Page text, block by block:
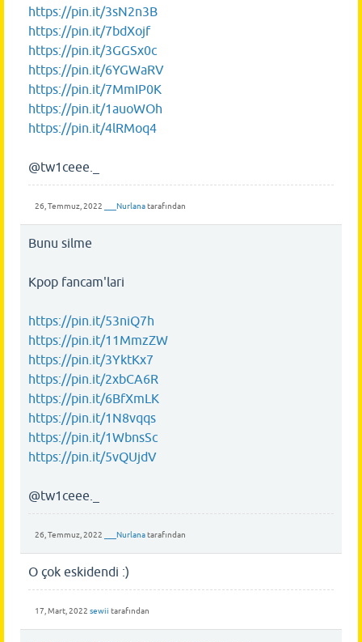
https://pin.it/3sN2n3B
https://pin.it/7bdXojf
https://pin.it/3GGSx0c
https://pin.it/6YGWaRV
https://pin.it/7MmIP0K
https://pin.it/1auoWOh
https://pin.it/4lRMoq4
@tw1ceee._
26, Temmuz, 2022 ___Nurlanatarafından
Bunu silme
Kpop fancam'lari
https://pin.it/53niQ7h
https://pin.it/11MmzZW
https://pin.it/3YktKx7
https://pin.it/2xbCA6R
https://pin.it/6BfXmLK
https://pin.it/1N8vqqs
https://pin.it/1WbnsSc
https://pin.it/5vQUjdV
@tw1ceee._
26, Temmuz, 2022 ___Nurlanatarafından
O çok eskidendi :)
17, Mart, 2022 sewii tarafından